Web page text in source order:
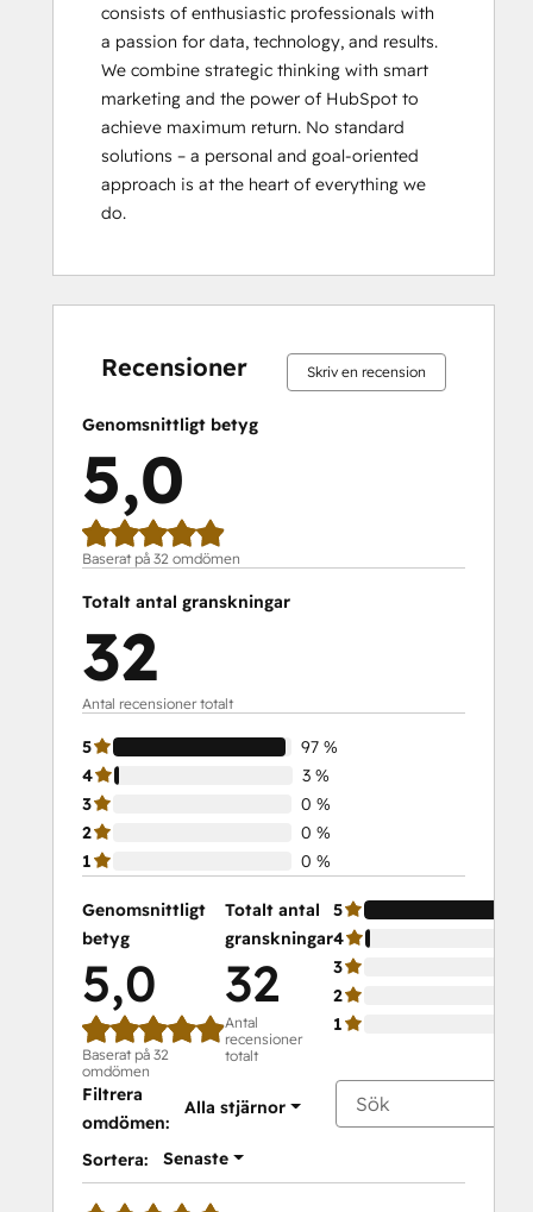
Inbound Sales
Integrating With HubSpot I: Foundations
Objectives-Based Onboarding
Platform Consulting
Revenue Operations
Salesforce Integration Certification
Service Hub Software
Social Media Marketing Certification
consists of enthusiastic professionals with
a passion for data, technology, and results.
We combine strategic thinking with smart
marketing and the power of HubSpot to
achieve maximum return. No standard
solutions – a personal and goal-oriented
approach is at the heart of everything we
do.
Recensioner Skriv en recension
Genomsnittligt betyg
5,0
Baserat på 32 omdömen
Totalt antal granskningar
32
Antal recensioner totalt
5
97 %
4
3 %
3
0 %
2
0 %
1
0 %
Genomsnittligt
betyg
5,0
Baserat på 32
omdömen
Totalt antal
granskningar
32
Antal
recensioner
totalt
5
4
3
2
1
Filtrera
omdömen:
Alla stjärnor
Sortera: Senaste